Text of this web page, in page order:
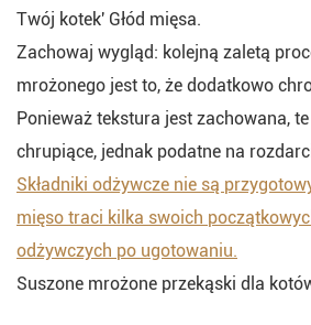
Twój kotek' Głód mięsa.
Zachowaj wygląd: kolejną zaletą
mrożonego jest to, że dodatkowo
Ponieważ tekstura jest zachowana,
chrupiące, jednak podatne na
Składniki odżywcze nie są
mięso traci kilka swoich
odżywczych po ugotowaniu.
Suszone mrożone przekąski dla